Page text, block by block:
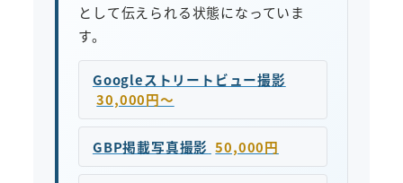
として伝えられる状態になっていま
す。
Googleストリートビュー撮影
30,000円〜
GBP掲載写真撮影 50,000円